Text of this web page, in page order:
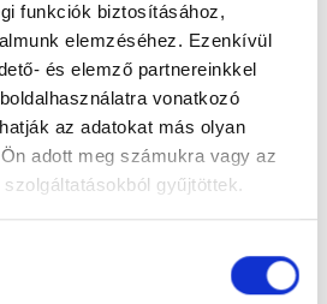
funkciók biztosításához,
elemzéséhez. Ezenkívül
és elemző partnereinkkel
vonatkozó
az adatokat más olyan
adott meg számukra vagy az
gyűjtöttek.
a kanadai Anthony
hogy ő legyen az Erste
legjobbja.
meggyőzte
mesterhármassal, sőt, 3+1-es
ki a részét a 35 éves
– ebből